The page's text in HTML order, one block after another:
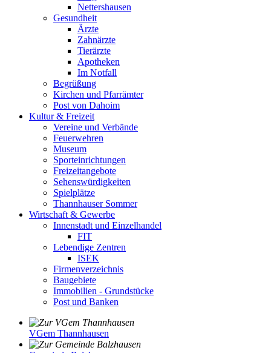
Nettershausen
Gesundheit
Ärzte
Zahnärzte
Tierärzte
Apotheken
Im Notfall
Begrüßung
Kirchen und Pfarrämter
Post von Dahoim
Kultur & Freizeit
Vereine und Verbände
Feuerwehren
Museum
Sporteinrichtungen
Freizeitangebote
Sehenswürdigkeiten
Spielplätze
Thannhauser Sommer
Wirtschaft & Gewerbe
Innenstadt und Einzelhandel
FIT
Lebendige Zentren
ISEK
Firmenverzeichnis
Baugebiete
Immobilien - Grundstücke
Post und Banken
VGem Thannhausen